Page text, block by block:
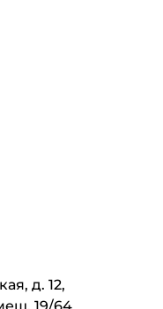
д. 12,